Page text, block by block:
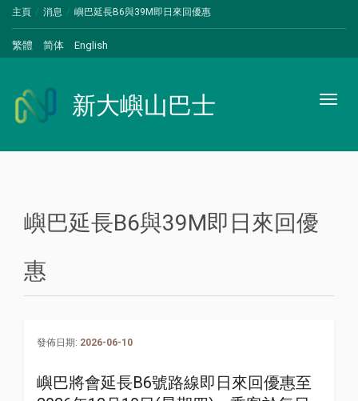
主頁 消息 嶼巴延長B6與39M即日來回優惠
繁體 简体 English
新大嶼山巴士
嶼巴延長B6與39M即日來回優
惠
發佈日期: 2026-06-10
嶼巴將會延長B6號路線即日來回優惠至